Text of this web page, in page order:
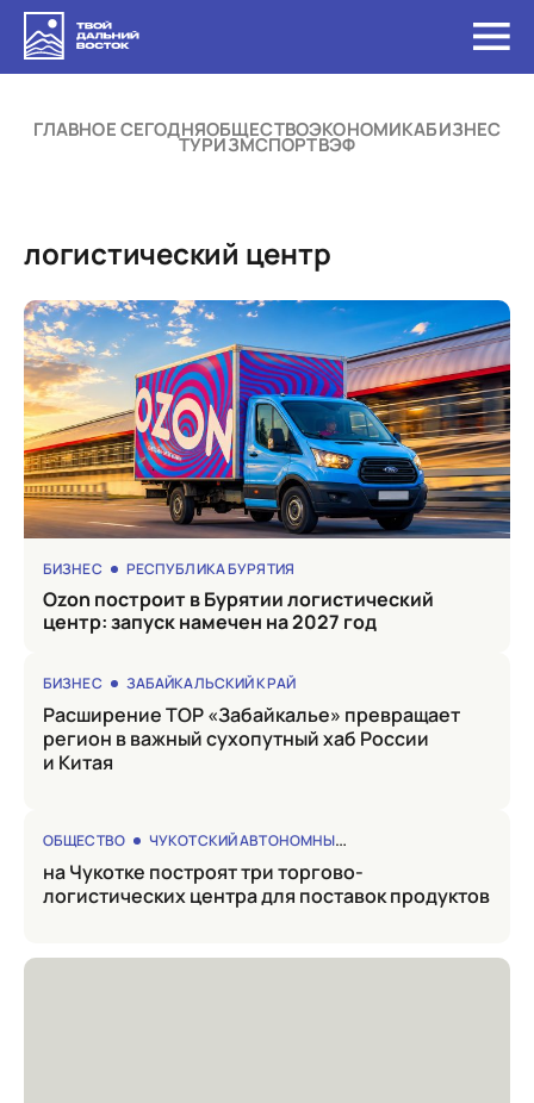
ГЛАВНОЕ СЕГОДНЯОБЩЕСТВОЭКОНОМИКАБИЗНЕС
ТУРИЗМСПОРТВЭФ
логистический центр
БИЗНЕС РЕСПУБЛИКА БУРЯТИЯ
Ozon построит в Бурятии логистический
центр: запуск намечен на 2027 год
БИЗНЕС ЗАБАЙКАЛЬСКИЙ КРАЙ
Расширение ТОР «Забайкалье» превращает
регион в важный сухопутный хаб России
и Китая
ОБЩЕСТВО ЧУКОТСКИЙ АВТОНОМНЫЙ ОКРУГ
на Чукотке построят три торгово-
логистических центра для поставок продуктов